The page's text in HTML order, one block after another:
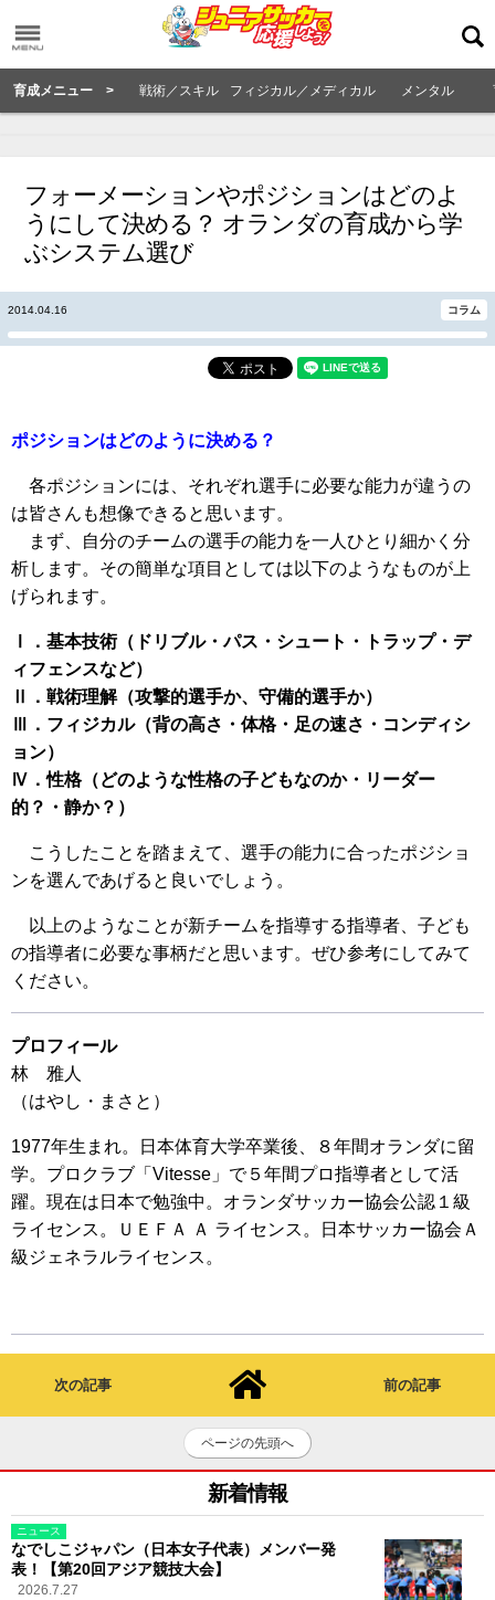
育成メニュー > 戦術／スキル フィジカル／メディカル メンタル
フォーメーションやポジションはどのよ
うにして決める？ オランダの育成から学
ぶシステム選び
2014.04.16 コラム
ポジションはどのように決める？
各ポジションには、それぞれ選手に必要な能力が違うの
は皆さんも想像できると思います。
まず、自分のチームの選手の能力を一人ひとり細かく分
析します。その簡単な項目としては以下のようなものが上
げられます。
Ⅰ．基本技術（ドリブル・パス・シュート・トラップ・デ
ィフェンスなど）
Ⅱ．戦術理解（攻撃的選手か、守備的選手か）
Ⅲ．フィジカル（背の高さ・体格・足の速さ・コンディシ
ョン）
Ⅳ．性格（どのような性格の子どもなのか・リーダー
的？・静か？）
こうしたことを踏まえて、選手の能力に合ったポジショ
ンを選んであげると良いでしょう。
以上のようなことが新チームを指導する指導者、子ども
の指導者に必要な事柄だと思います。ぜひ参考にしてみて
ください。
プロフィール
林 雅人
（はやし・まさと）
1977年生まれ。日本体育大学卒業後、８年間オランダに留
学。プロクラブ「Vitesse」で５年間プロ指導者として活
躍。現在は日本で勉強中。オランダサッカー協会公認１級
ライセンス。ＵＥＦＡ Ａ ライセンス。日本サッカー協会Ａ
級ジェネラルライセンス。
次の記事 前の記事
ページの先頭へ
新着情報
ニュース
なでしこジャパン（日本女子代表）メンバー発
表！【第20回アジア競技大会】
2026.7.27